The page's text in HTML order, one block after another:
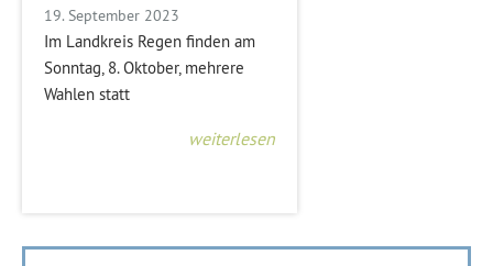
19. September 2023
Im Landkreis Regen finden am
Sonntag, 8. Oktober, mehrere
Wahlen statt
weiterlesen